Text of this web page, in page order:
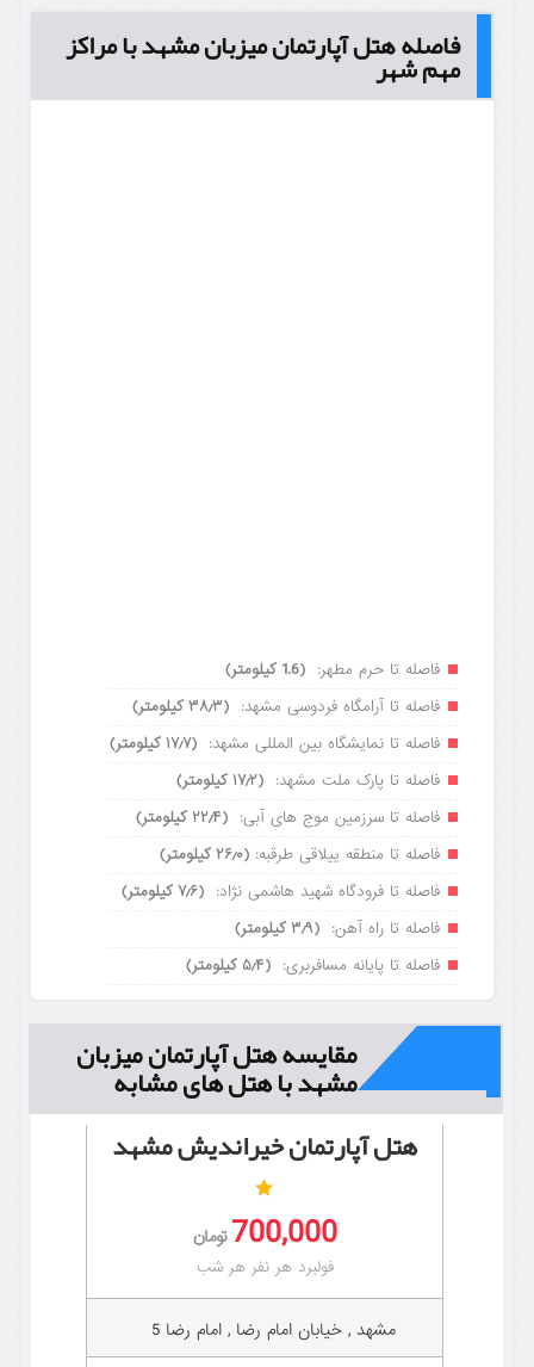
فاصله هتل آپارتمان میزبان مشهد با مراکز
مهم شهر
فاصله تا حرم مطهر:(1.6 کیلومتر)
فاصله تا آرامگاه فردوسی مشهد:(۳۸٫۳ کیلومتر)
فاصله تا نمایشگاه بین المللی مشهد:(۱۷٫۷ کیلومتر)
فاصله تا پارک ملت مشهد:(۱۷٫۲ کیلومتر)
فاصله تا سرزمین موج های آبی:(۲۲٫۴ کیلومتر)
فاصله تا منطقه ییلاقی طرقبه:(۲۶٫۰ کیلومتر)
فاصله تا فرودگاه شهید هاشمی نژاد:(۷٫۶ کیلومتر)
فاصله تا راه آهن:(۳٫۹ کیلومتر)
فاصله تا پایانه مسافربری:(۵٫۴ کیلومتر)
مقایسه هتل آپارتمان میزبان
مشهد با هتل های مشابه
هتل آپارتمان خیراندیش مشهد
700,000 تومان
فولبرد هر نفر هر شب
مشهد , خیابان امام رضا , امام رضا 5